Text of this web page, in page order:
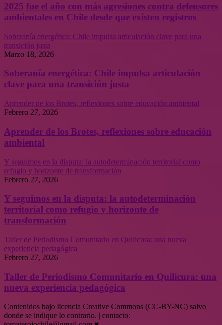
2025 fue el año con más agresiones contra defensores
ambientales en Chile desde que existen registros
Soberanía energética: Chile impulsa articulación clave para una
transición justa
Marzo 18, 2026
Soberanía energética: Chile impulsa articulación
clave para una transición justa
Aprender de los Brotes, reflexiones sobre educación ambiental
Febrero 27, 2026
Aprender de los Brotes, reflexiones sobre educación
ambiental
Y seguimos en la disputa: la autodeterminación territorial como
refugio y horizonte de transformación
Febrero 27, 2026
Y seguimos en la disputa: la autodeterminación
territorial como refugio y horizonte de
transformación
Taller de Periodismo Comunitario en Quilicura: una nueva
experiencia pedagógica
Febrero 27, 2026
Taller de Periodismo Comunitario en Quilicura: una
nueva experiencia pedagógica
Contenidos bajo licencia Creative Commons (CC-BY-NC) salvo
donde se indique lo contrario. | contacto: